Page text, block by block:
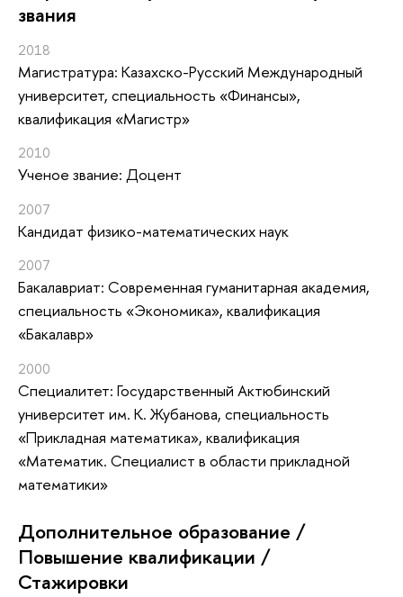
звания
2018
Магистратура: Казахско-Русский Международный
университет, специальность «Финансы»,
квалификация «Магистр»
2010
Ученое звание: Доцент
2007
Кандидат физико-математических наук
2007
Бакалавриат: Современная гуманитарная академия,
специальность «Экономика», квалификация
«Бакалавр»
2000
Специалитет: Государственный Актюбинский
университет им. К. Жубанова, специальность
«Прикладная математика», квалификация
«Математик. Специалист в области прикладной
математики»
Дополнительное образование /
Повышение квалификации /
Стажировки